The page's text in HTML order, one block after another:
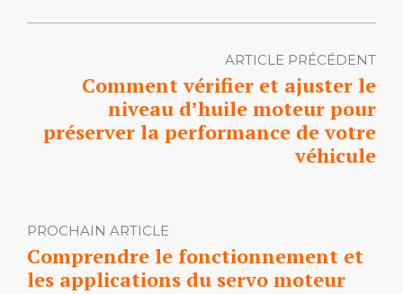
ARTICLE PRÉCÉDENT
Comment vérifier et ajuster le
niveau d’huile moteur pour
préserver la performance de votre
véhicule
PROCHAIN ARTICLE
Comprendre le fonctionnement et
les applications du servo moteur